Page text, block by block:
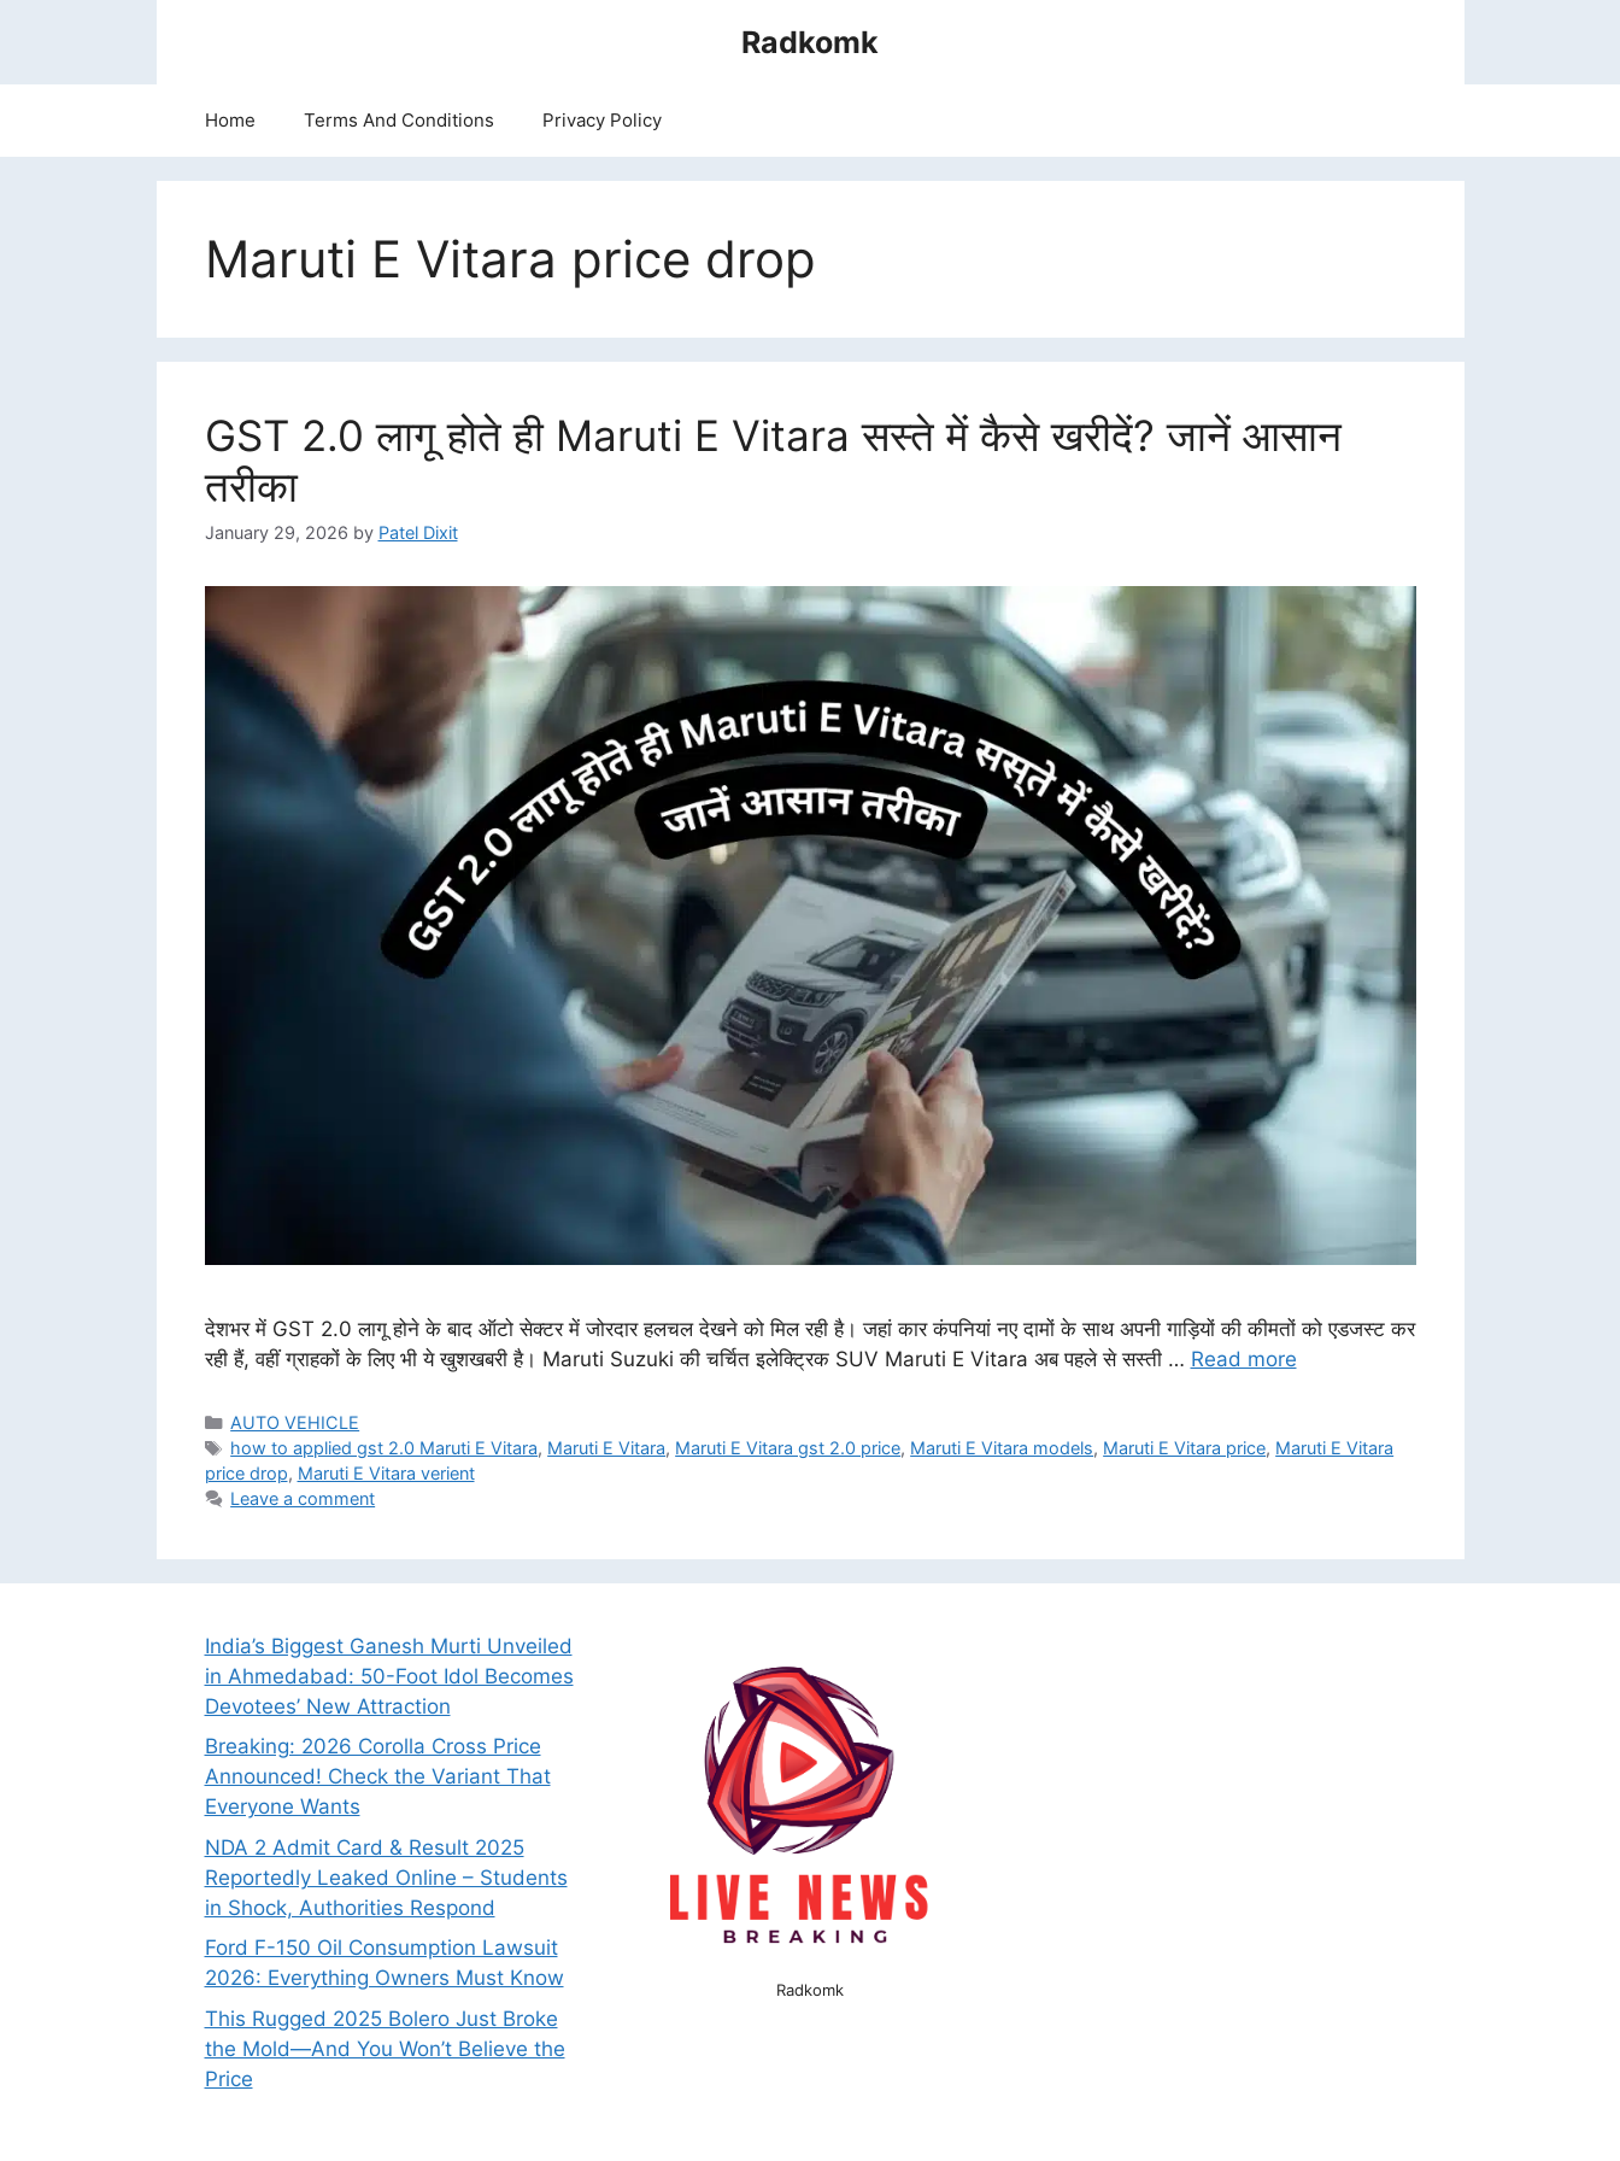
Radkomk
Home Terms And Conditions Privacy Policy
Maruti E Vitara price drop
GST 2.0 लागू होते ही Maruti E Vitara सस्ते में कैसे खरीदें? जानें आसान
तरीका
January 29, 2026 by Patel Dixit
देशभर में GST 2.0 लागू होने के बाद ऑटो सेक्टर में जोरदार हलचल देखने को मिल रही है। जहां कार कंपनियां नए दामों के साथ अपनी गाड़ियों की कीमतों को एडजस्ट कर
रही हैं, वहीं ग्राहकों के लिए भी ये खुशखबरी है। Maruti Suzuki की चर्चित इलेक्ट्रिक SUV Maruti E Vitara अब पहले से सस्ती … Read more
Categories
AUTO VEHICLE
Tags
how to applied gst 2.0 Maruti E Vitara, Maruti E Vitara, Maruti E Vitara gst 2.0 price, Maruti E Vitara models, Maruti E Vitara price, Maruti E Vitara
price drop, Maruti E Vitara verient
Leave a comment
India’s Biggest Ganesh Murti Unveiled
in Ahmedabad: 50-Foot Idol Becomes
Devotees’ New Attraction
Breaking: 2026 Corolla Cross Price
Announced! Check the Variant That
Everyone Wants
NDA 2 Admit Card & Result 2025
Reportedly Leaked Online – Students
in Shock, Authorities Respond
Ford F-150 Oil Consumption Lawsuit
2026: Everything Owners Must Know
This Rugged 2025 Bolero Just Broke
the Mold—And You Won’t Believe the
Price
Radkomk